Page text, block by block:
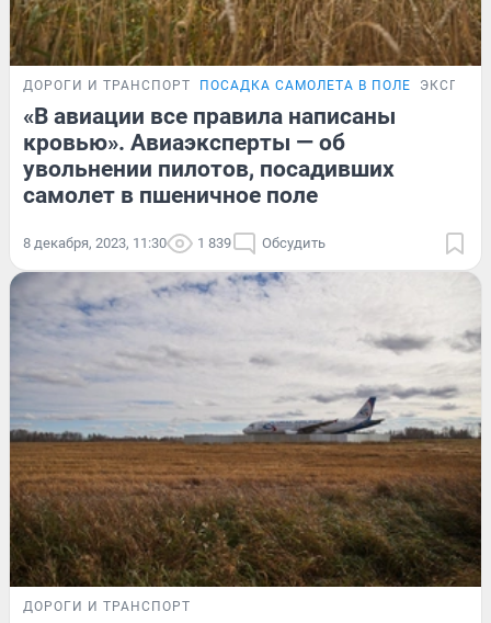
ДОРОГИ И ТРАНСПОРТ ПОСАДКА САМОЛЕТА В ПОЛЕ ЭКСПЕРТ
«В авиации все правила написаны
кровью». Авиаэксперты — об
увольнении пилотов, посадивших
самолет в пшеничное поле
8 декабря, 2023, 11:30 1 839 Обсудить
ДОРОГИ И ТРАНСПОРТ